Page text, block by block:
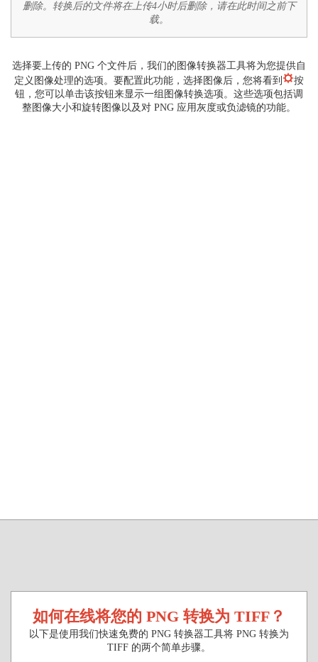
删除。转换后的文件将在上传4小时后删除，请在此时间之前下
载。
选择要上传的 PNG 个文件后，我们的图像转换器工具将为您提供自
定义图像处理的选项。要配置此功能，选择图像后，您将看到
按
钮，您可以单击该按钮来显示一组图像转换选项。这些选项包括调
整图像大小和旋转图像以及对 PNG 应用灰度或负滤镜的功能。
如何在线将您的 PNG 转换为 TIFF？
以下是使用我们快速免费的 PNG 转换器工具将 PNG 转换为
TIFF 的两个简单步骤。